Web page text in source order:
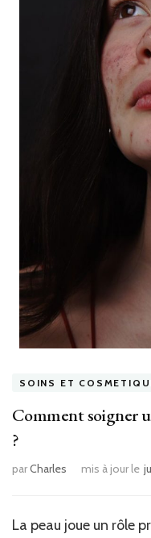
SOINS ET
Comment soigner
?
parCharles mis à jour le
La peau joue un rôle